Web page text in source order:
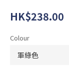
HK$238.00
Colour